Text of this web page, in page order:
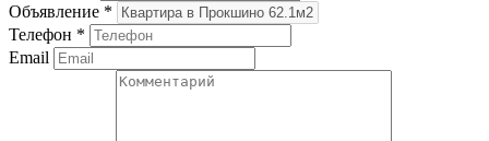
Объявление *
Телефон *
Email